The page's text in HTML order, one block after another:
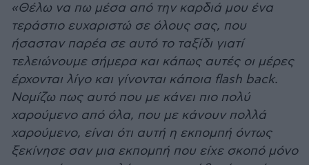
«Θέλω να πω μέσα από την καρδιά μου ένα
τεράστιο ευχαριστώ σε όλους σας, που
ήσασταν παρέα σε αυτό το ταξίδι γιατί
τελειώνουμε σήμερα και κάπως αυτές οι μέρες
έρχονται λίγο και γίνονται κάποια flash back.
Νομίζω πως αυτό που με κάνει πιο πολύ
χαρούμενο από όλα, που με κάνουν πολλά
χαρούμενο, είναι ότι αυτή η εκπομπή όντως
ξεκίνησε σαν μια εκπομπή που είχε σκοπό μόνο